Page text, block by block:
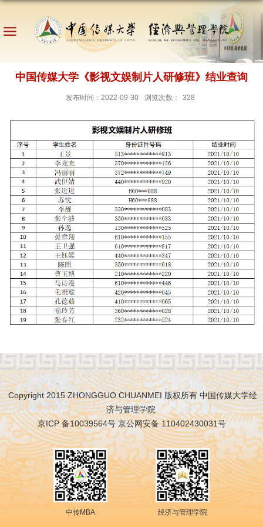
中国传媒大学《影视文娱制片人研修班》结业查询
发布时间：2022-09-30 浏览次数： 328
Copyright 2015 ZHONGGUO CHUANMEI 版权所有 中国传媒大学经
济与管理学院
京ICP 备10039564号 京公网安备 110402430031号
中传MBA 经济与管理学院